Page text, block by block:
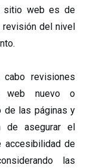
sitio web es de
del nivel
revisiones
web nuevo o
de las páginas y
de asegurar el
accesibilidad de
las